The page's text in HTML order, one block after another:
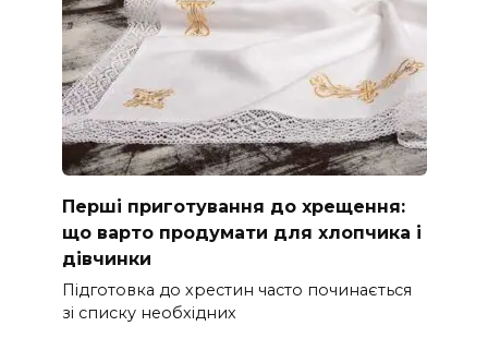
Перші приготування до хрещення:
що варто продумати для хлопчика і
дівчинки
Підготовка до хрестин часто починається
зі списку необхідних